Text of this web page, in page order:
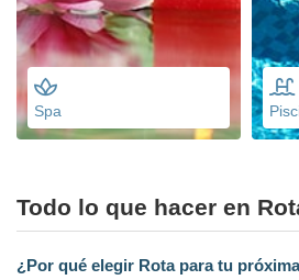
Spa
Todo lo que hacer en
¿Por qué elegir Rota para tu